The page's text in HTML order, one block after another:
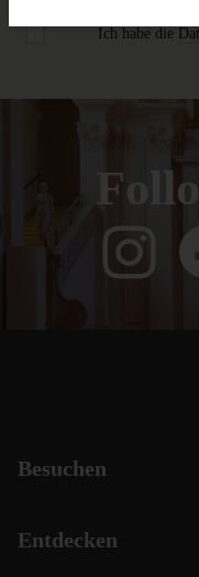
Ich habe die
Besuchen
Entdecken